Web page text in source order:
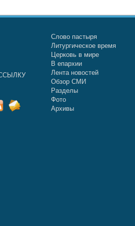
Слово пастыря
Литургическое время
Церковь в мире
В епархии
Лента новостей
Обзор СМИ
Разделы
Фото
Архивы